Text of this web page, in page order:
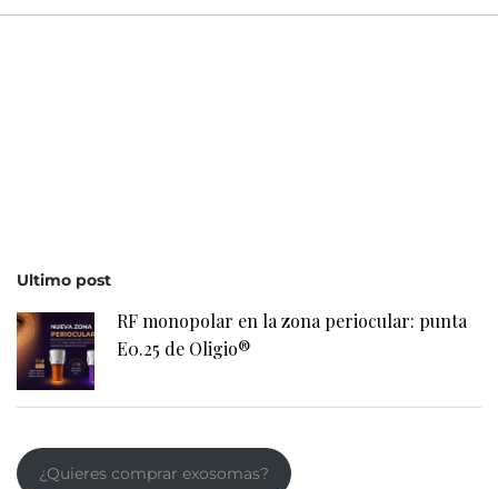
¿Quieres comprar exosomas?
(+34) 985 30 12 34